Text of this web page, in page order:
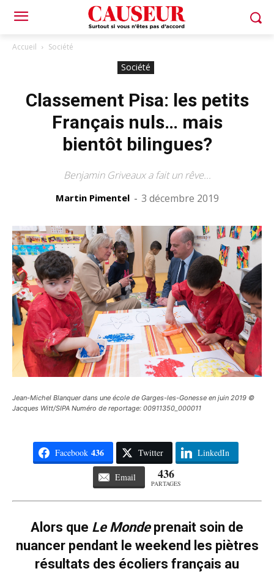
Accueil Société
Société
Classement Pisa: les petits
Français nuls… mais
bientôt bilingues?
Benjamin Griveaux a fait un rêve...
Martin Pimentel - 3 décembre 2019
Jean-Michel Blanquer dans une école de Garges-les-Gonesse en juin 2019 ©
Jacques Witt/SIPA Numéro de reportage: 00911350_000011
Facebook 436 Twitter LinkedIn
Email 436
PARTAGES
Alors que Le Mondeprenait soin de
nuancer pendant le weekend les piètres
résultats des écoliers français au